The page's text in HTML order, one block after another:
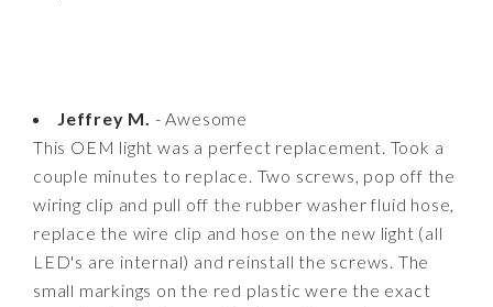
Jeffrey M. - Awesome
This OEM light was a perfect replacement. Took a
couple minutes to replace. Two screws, pop off the
wiring clip and pull off the rubber washer fluid hose,
replace the wire clip and hose on the new light (all
LED's are internal) and reinstall the screws. The
small markings on the red plastic were the exact